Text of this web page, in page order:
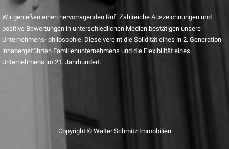
Wir genießen einen hervorragenden Ruf. Zahlreiche Auszeichnungen und
positive Bewertungen in unterschiedlichen Medien bestätigen unsere
Unternehmens- philosophie. Diese vereint die Solidität eines in 2. Generation
inhabergeführten Familienunternehmens und die Flexibilität eines
Unternehmens im 21. Jahrhundert.
Copyright © Walter Schmitz Immobilien